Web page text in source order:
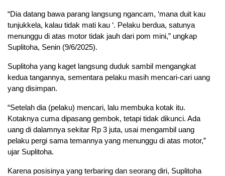
“Dia datang bawa parang langsung ngancam, ‘mana duit kau
tunjukkela, kalau tidak mati kau ‘. Pelaku berdua, satunya
menunggu di atas motor tidak jauh dari pom mini,” ungkap
Suplitoha, Senin (9/6/2025).
Suplitoha yang kaget langsung duduk sambil mengangkat
kedua tangannya, sementara pelaku masih mencari-cari uang
yang disimpan.
“Setelah dia (pelaku) mencari, lalu membuka kotak itu.
Kotaknya cuma dipasang gembok, tetapi tidak dikunci. Ada
uang di dalamnya sekitar Rp 3 juta, usai mengambil uang
pelaku pergi sama temannya yang menunggu di atas motor,”
ujar Suplitoha.
Karena posisinya yang terbaring dan seorang diri, Suplitoha